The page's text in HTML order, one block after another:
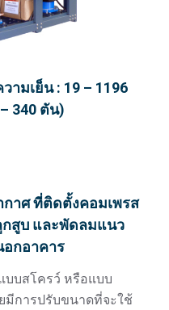
ามเย็น : 19 – 1196
340 ตัน)
กาศ ที่ติดตั้งคอมเพรส
กสูบ และพัดลมแนว
กอาคาร
บบสโครว์ หรือแบบ
มีการปรับขนาดที่จะใช้